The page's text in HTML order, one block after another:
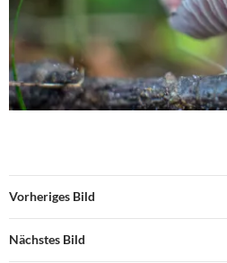
Vorheriges Bild
Nächstes Bild